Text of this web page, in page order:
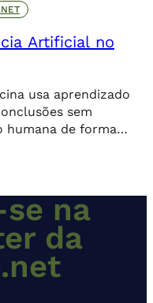
Artificial no
usa aprendizado
sem
humana de forma
na
da